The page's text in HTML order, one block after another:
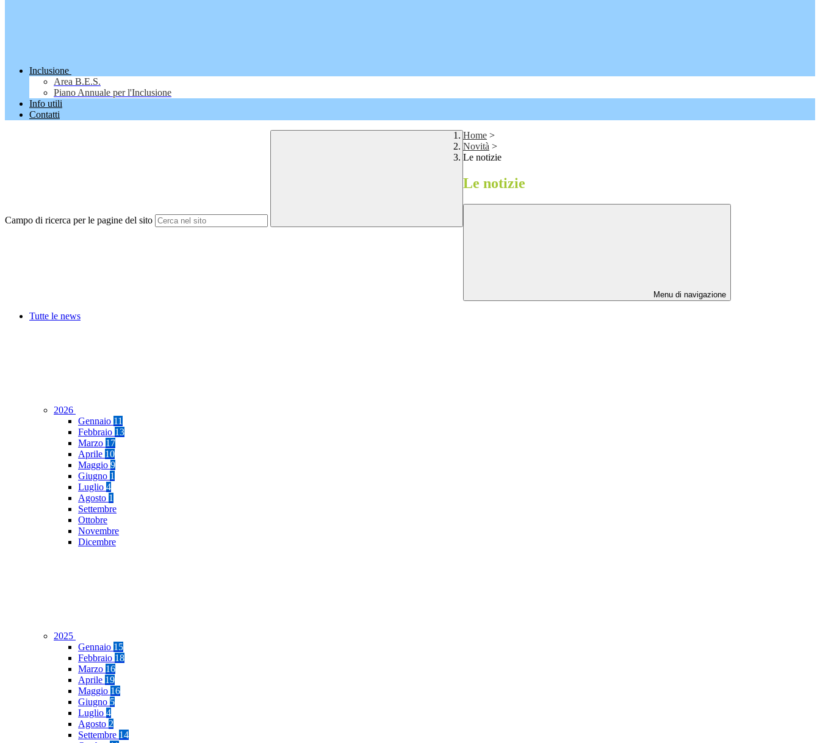
Inclusione
Area B.E.S.
Piano Annuale per l'Inclusione
Info utili
Contatti
Campo di ricerca per le pagine del sito
Home >
Novità >
Le notizie
Le notizie
Menu di navigazione
Tutte le news
2026
Gennaio 11
Febbraio 13
Marzo 17
Aprile 10
Maggio 9
Giugno 1
Luglio 4
Agosto 1
Settembre
Ottobre
Novembre
Dicembre
2025
Gennaio 15
Febbraio 18
Marzo 16
Aprile 19
Maggio 16
Giugno 5
Luglio 4
Agosto 2
Settembre 14